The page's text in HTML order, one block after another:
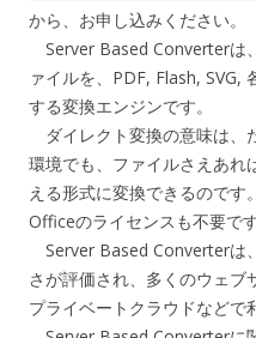
から、お申し込みください。
Server Based Converterは
ァイルを、PDF, Flash, SVG,
する変換エンジンです。
ダイレクト変換の意味は
環境でも、ファイルさえあれ
える形式に変換できるので
Officeのライセンスも不要です
Server Based Converterは
さが評価され、多くのウェブ
プライベートクラウドなどで